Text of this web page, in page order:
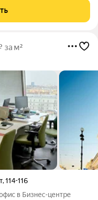
от ст. м. "Площадь
за м²
,114-116
в Бизнес-центре